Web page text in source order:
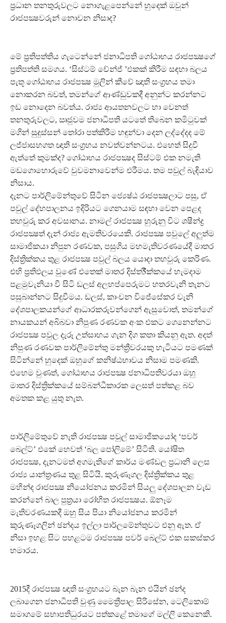
ප්‍රධාන තනතුරුවලට නොගැළපෙන්නේ හුදෙක් ඔවුන්
රාජපක්‍ෂවරුන් නොවන නිසාද?
මේ ප්‍රතිපත්තිය ගැටෙන්නේ ජනාධිපති ගෝඨාභය රාජපක්‍ෂගේ
ප්‍රතිපත්ති සමගය. ‘සිස්ටම් චේන්ජ් ’එකක් කිරීම සඳහා බලය
පැතූ ගෝඨාභය රාජපක්‍ෂ මුලින් කීවේ ඤාති සංග්‍රහය තමා
නොකරන බවත්, තමන්ගේ ආණ්ඩුවකදී අනුන්ට කරන්නට
ඉඩ නොදෙන බවත්ය. රාජ්‍ය ආයතනවලට හා වෙනත්
තනතුරුවලට, ඍජුවම ජනාධිපති යටතේ තිබෙන කමිටුවක්
මගින් සුදුස්සන් තෝරා පත්කිරීම හඳුන්වා දෙන ලද්දේදද මේ
ලජ්ජාසහගත ඥාති සංග්‍රහය නවත්වන්නටය. එහෙත් සිදුවී
ඇත්තේ කුමක්ද? ගෝඨාභය රාජපක්‍ෂද සිස්ටම් එක නමැති
මඩගොහොරුවේ වුවමනාවෙන්ම එරීමය. තම පවුල් බැඳියාව
නිසාය.
දැනට පාර්ලිමේන්තුවේ සිටින ජ්‍යෙෂ්ඨ රාජපක්‍ෂලාට පසු, ඒ
පවුල් දේහපාලනය ඉදිරියට ගෙනයාම සඳහා වෙන පෙළද
තහවුරු කර අවසානය. නාමල් රාජපක්‍ෂ හුරුනු විට ශෂීන්ද්‍ර
රාජපක්‍ෂත් දැන් රාජ්‍ය ඇමතිවරයෙකි. රාජපක්‍ෂ පවුලේ අලුත්ම
සාමාජිකයා නිපුන රණවක, පසුගිය මහමැතිවරණයේදී මාතර
දිස්ත්‍රික්කය තුළ රාජපක්‍ෂ පවුල් බලය යොදා තහවුරු කෙරිණ.
එහි ප්‍රතිඵලය වුණේ එතෙක් මාතර දිස්ත5ික්කයේ හැමදාම
පළමුවැනියා වී සිටි ඩලස් අලහප්පෙරුමට හතරවැනි තැනට
පසුබාන්නට සිදුවීමය. ඩලස්, කාංචන විජේසේකර වැනි
දේශපාලකයන්ගේ ආධාරකරුවන්ගෙන් ඇසුවොත්, තමන්ගේ
නායකයන් අබිබවා නිපුණ රණවක අංක එකට ගෙනෙන්නට
රාජපක්‍ෂ පවුල දැරූ උත්සාහය ගැන දිග කතා කියනු ඇත. අදත්
නිපුණ රණවක පාර්ලිමේන්තු මන්ත්‍රීවරයකු හැටියට පමණක්
සිටින්නේ හුදෙක් ඔහුගේ කනිෂ්ඨභාවය නිසාම පමණකි.
එහෙම වුණත්, ගෝඨාභය රාජපක්‍ෂ ජනාධිපතිවරයා ඔහු
මාතර දිස්ත්‍රික්කයේ සම්බන්ධීකාරක ලෙසත් පත්කළ බව
අමතක කළ යුතු නැත.
පාර්ලිමේතුවේ නැති රාජපක්‍ෂ පවුල් සාමාජිකයෝද ‘පවර්
බෙල්ට්’ එකේ හෙවත් ‘බල පෝලිමේ’ සිටිති. යෝෂිත
රාජපක්‍ෂ, දැනටමත් අගමැතිගේ කාර්ය මණ්ඩල ප්‍රධානි ලෙස
රාජ්‍ය යාන්ත්‍රණය තුළ සිටියි. කුරුණෑගල දිස්ත්‍රික්කය තුළ
මහින්ද රාජපක්‍ෂ නියෝජනය කරමින් සියලු දේශපාලන වැඩ
කරන්නේ බාල පුත්‍රයා රෝහිත රාජපක්‍ෂය. ඕනෑම
මැතිවරණයකදී ඔහු සිය පියා නියෝජනය කරමින්
කුරුණෑගලින් ඡන්දය ඉල්ලා පාර්ලමේන්තුවට එනු ඇත. ඒ
නිසා ඉහළ සිට පහළටම රාජපක්‍ෂ පවර් බෙල්ට් එක සකස්කර
හමාරය.
2015දී රාජපක්‍ෂ ඥාති සංග්‍රහයට බැන බැන එයින් ඡන්ද
ලබාගෙන ජනාධිපති වුණු මෛත්‍රීපාල සිරිසේන, ටෙලිකොම්
සමාගමේ සභාපතිධුරයට පත්කළේ තමාගේ මල්ලි කෙනෙකි.